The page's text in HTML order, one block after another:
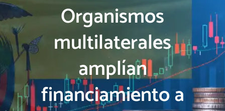
Organismos
multilaterales
amplían
financiamiento a